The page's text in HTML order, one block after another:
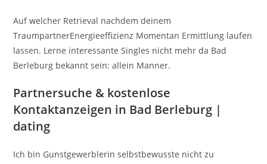
Auf welcher Retrieval nachdem deinem
TraumpartnerEnergieeffizienz Momentan Ermittlung laufen
lassen. Lerne interessante Singles nicht mehr da Bad
Berleburg bekannt sein: allein Manner.
Partnersuche & kostenlose
Kontaktanzeigen in Bad Berleburg |
dating
Ich bin Gunstgewerblerin selbstbewusste nicht zu